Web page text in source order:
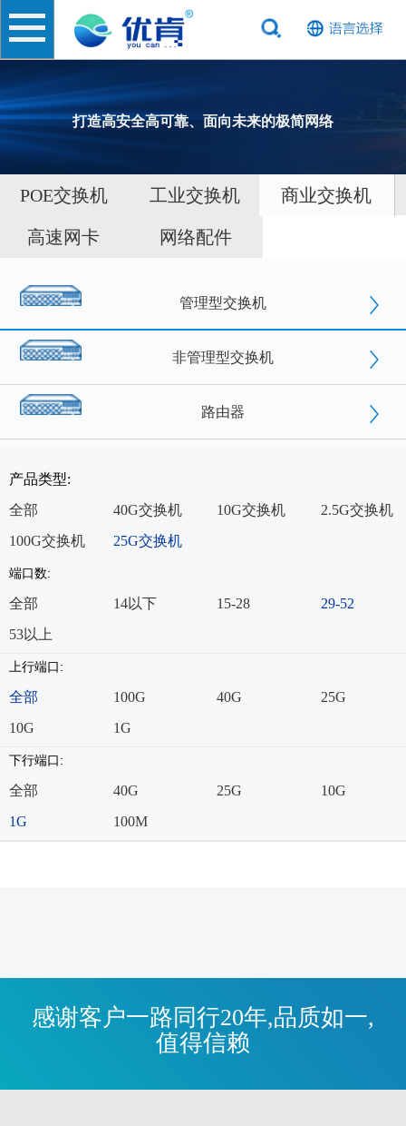
打造高安全高可靠、面向未来的极简网络
POE交换机 工业交换机 商业交换机
高速网卡 网络配件
管理型交换机
非管理型交换机
路由器
产品类型:
全部
40G交换机 10G交换机
2.5G交换机
100G交换机
25G交换机
端口数:
全部 14以下 15-28
29-52
53以上
上行端口:
全部 100G 40G
25G
10G
1G
下行端口:
全部 40G 25G
10G
1G
100M
感谢客户一路同行20年,品质如一,
值得信赖